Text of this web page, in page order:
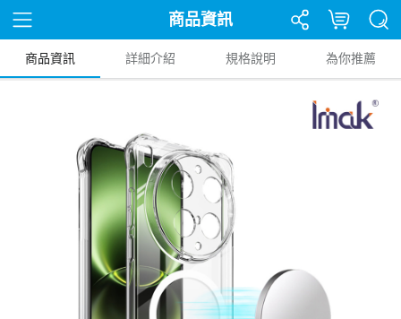
商品資訊
商品資訊 詳細介紹 規格說明 為你推薦